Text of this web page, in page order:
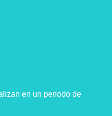
en un periodo de